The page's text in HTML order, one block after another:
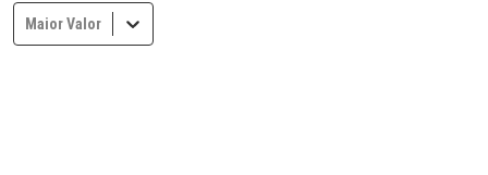
Maior Valor